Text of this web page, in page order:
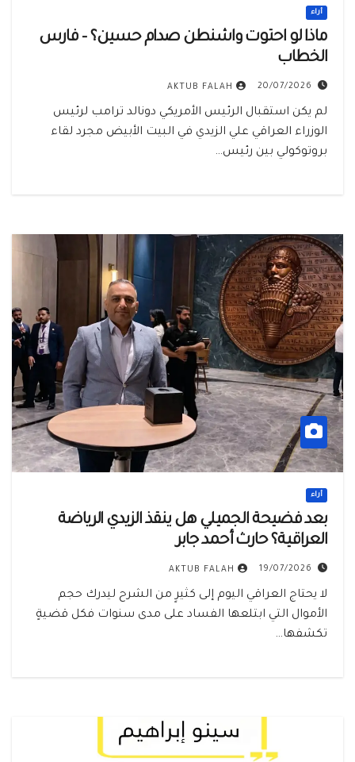
أراء
ماذا لو احتوت واشنطن صدام حسين؟ – فارس
الخطاب
20/07/2026
AKTUB FALAH
لم يكن استقبال الرئيس الأمريكي دونالد ترامب لرئيس
الوزراء العراقي علي الزيدي في البيت الأبيض مجرد لقاء
بروتوكولي بين رئيس…
أراء
بعد فضيحة الجميلي هل ينقذ الزيدي الرياضة
العراقية؟ حارث أحمد جابر
19/07/2026
AKTUB FALAH
لا يحتاج العراقي اليوم إلى كثيرٍ من الشرح ليدرك حجم
الأموال التي ابتلعها الفساد على مدى سنوات فكل قضيةٍ
تكشفها…